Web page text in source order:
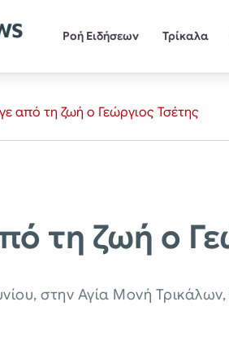
Ροή Ειδήσεων Τρίκαλα
από τη ζωή ο Γεώργιος Τσέτης
τη ζωή ο
στην Αγία Μονή